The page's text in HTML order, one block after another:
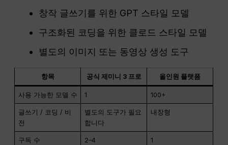
창작 글쓰기를 위한 GPT 스타일 모델
구조화된 코딩을 위한 클로드 스타일 모델
별도의 이미지 또는 동영상 생성 도구
항목 공식 제미니 3 프로 올인원 플랫폼
사용 가능한 모델 수 1 100+
글쓰기 / 코딩 / 비
전
별도의 도구가 필요
합니다
내장형
구독 수 2–4 1